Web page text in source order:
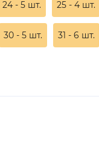
24 - 5 шт. 25 - 4 шт.
30 - 5 шт. 31 - 6 шт.